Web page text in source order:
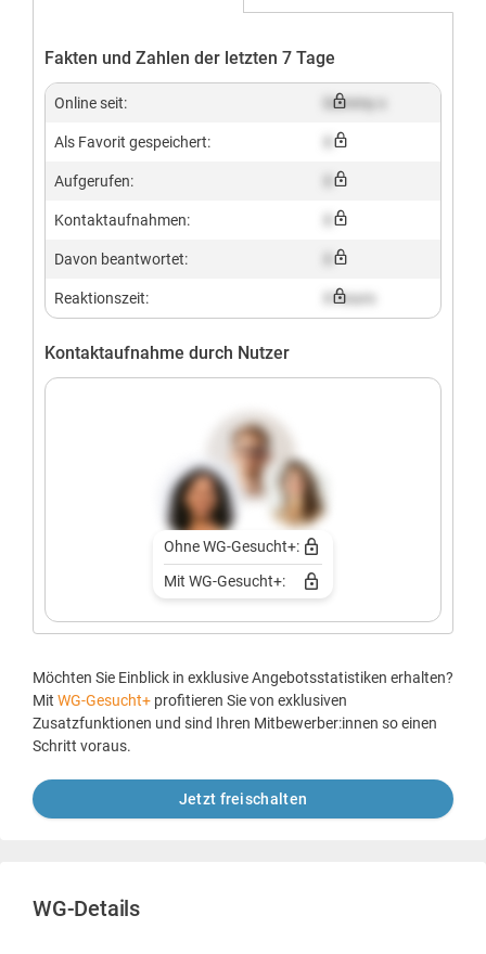
Fakten und Zahlen der letzten 7 Tage
Online seit: Dummy x
Als Favorit gespeichert:
Aufgerufen:
Kontaktaufnahmen:
Davon beantwortet:
Reaktionszeit: X hours
Kontaktaufnahme durch Nutzer
Ohne WG-Gesucht+:
Mit WG-Gesucht+:
Möchten Sie Einblick in exklusive Angebotsstatistiken erhalten?
Mit WG-Gesucht+ profitieren Sie von exklusiven
Zusatzfunktionen und sind Ihren Mitbewerber:innen so einen
Schritt voraus.
Jetzt freischalten
WG-Details